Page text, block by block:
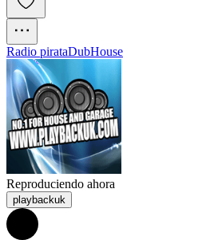
Radio pirataDubHouse
Reproduciendo ahora
playbackuk